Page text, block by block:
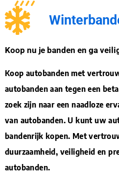
Koop nu je banden en ga
Koop autobanden met
autobanden aan tegen een
zoek zijn naar een naadloze
van autobanden. U kunt uw
bandenrijk kopen. Met
duurzaamheid, veiligheid en
autobanden.